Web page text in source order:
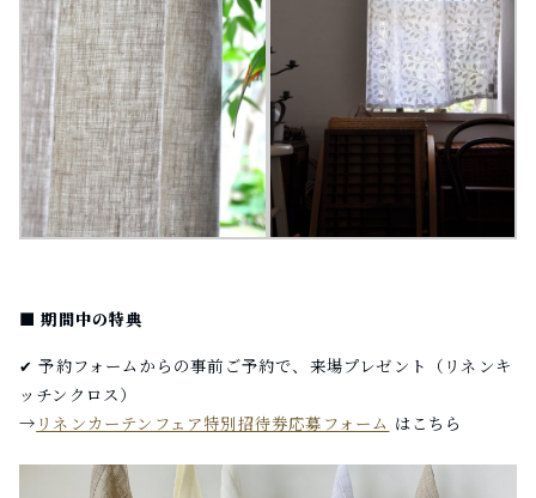
■ 期間中の特典
✔ 予約フォームからの事前ご予約で、来場プレゼント（リネンキ
ッチンクロス）
→ リネンカーテンフェア特別招待券応募フォーム はこちら